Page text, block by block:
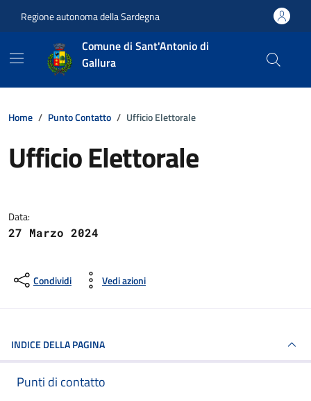
Regione autonoma della Sardegna
Comune di Sant'Antonio di
Gallura
Home Punto Contatto Ufficio Elettorale
Ufficio Elettorale
Data:
27 Marzo 2024
Condividi Vedi azioni
INDICE DELLA PAGINA
Punti di contatto